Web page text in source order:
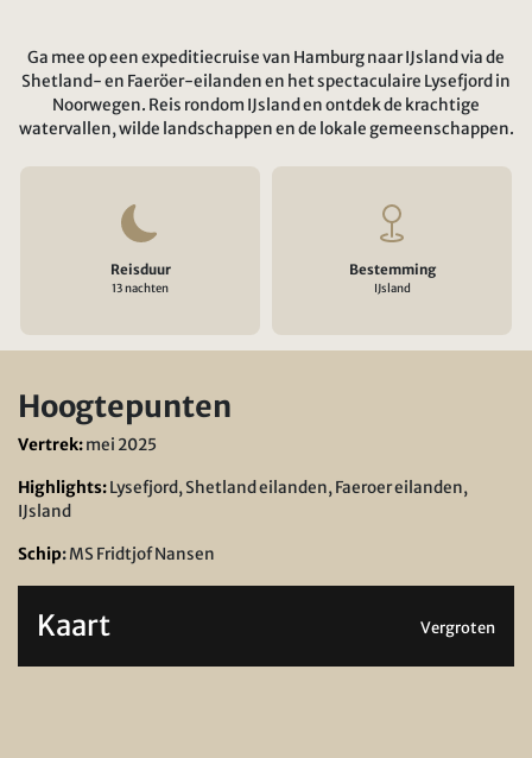
Ga mee op een expeditiecruise van Hamburg naar IJsland via de
Shetland- en Faeröer-eilanden en het spectaculaire Lysefjord in
Noorwegen. Reis rondom IJsland en ontdek de krachtige
watervallen, wilde landschappen en de lokale gemeenschappen.
Reisduur
13 nachten
Bestemming
IJsland
Hoogtepunten
Vertrek:mei 2025
Highlights:Lysefjord, Shetland eilanden, Faeroer eilanden,
IJsland
Schip:MS Fridtjof Nansen
Kaart Vergroten